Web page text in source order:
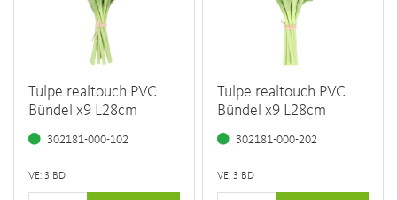
Tulpe realtouch PVC
Bündel x9 L28cm
302181-000-102
VE: 3 BD
Tulpe realtouch PVC
Bündel x9 L28cm
302181-000-202
VE: 3 BD